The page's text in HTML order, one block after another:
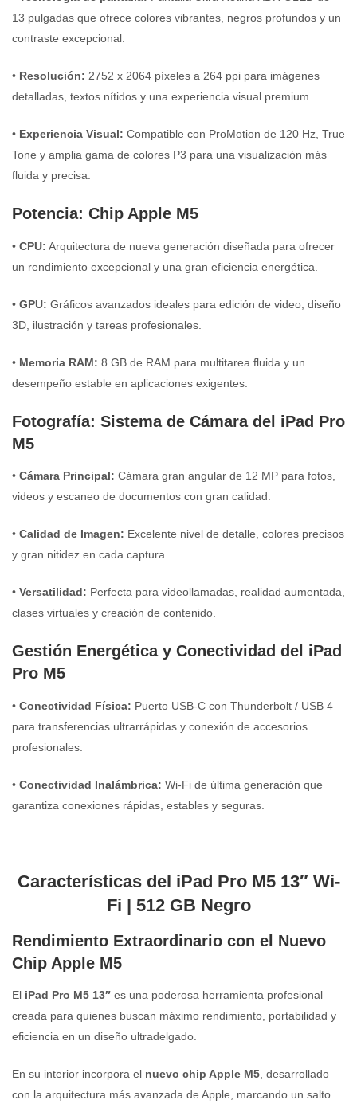
13 pulgadas que ofrece colores vibrantes, negros profundos y un
contraste excepcional.
• Resolución: 2752 x 2064 píxeles a 264 ppi para imágenes
detalladas, textos nítidos y una experiencia visual premium.
• Experiencia Visual: Compatible con ProMotion de 120 Hz, True
Tone y amplia gama de colores P3 para una visualización más
fluida y precisa.
Potencia: Chip Apple M5
• CPU: Arquitectura de nueva generación diseñada para ofrecer
un rendimiento excepcional y una gran eficiencia energética.
• GPU: Gráficos avanzados ideales para edición de video, diseño
3D, ilustración y tareas profesionales.
• Memoria RAM: 8 GB de RAM para multitarea fluida y un
desempeño estable en aplicaciones exigentes.
Fotografía: Sistema de Cámara del iPad Pro
M5
• Cámara Principal: Cámara gran angular de 12 MP para fotos,
videos y escaneo de documentos con gran calidad.
• Calidad de Imagen: Excelente nivel de detalle, colores precisos
y gran nitidez en cada captura.
• Versatilidad: Perfecta para videollamadas, realidad aumentada,
clases virtuales y creación de contenido.
Gestión Energética y Conectividad del iPad
Pro M5
• Conectividad Física: Puerto USB-C con Thunderbolt / USB 4
para transferencias ultrarrápidas y conexión de accesorios
profesionales.
• Conectividad Inalámbrica: Wi-Fi de última generación que
garantiza conexiones rápidas, estables y seguras.
Características del iPad Pro M5 13″ Wi-
Fi | 512 GB Negro
Rendimiento Extraordinario con el Nuevo
Chip Apple M5
El iPad Pro M5 13″ es una poderosa herramienta profesional
creada para quienes buscan máximo rendimiento, portabilidad y
eficiencia en un diseño ultradelgado.
En su interior incorpora el nuevo chip Apple M5 , desarrollado
con la arquitectura más avanzada de Apple, marcando un salto